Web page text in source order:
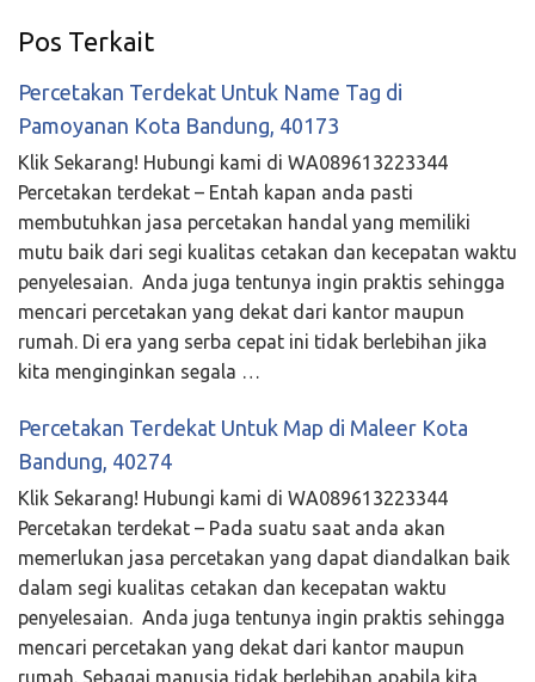
Pos Terkait
Percetakan Terdekat Untuk Name Tag di
Pamoyanan Kota Bandung, 40173
Klik Sekarang! Hubungi kami di WA089613223344
Percetakan terdekat – Entah kapan anda pasti
membutuhkan jasa percetakan handal yang memiliki
mutu baik dari segi kualitas cetakan dan kecepatan waktu
penyelesaian. Anda juga tentunya ingin praktis sehingga
mencari percetakan yang dekat dari kantor maupun
rumah. Di era yang serba cepat ini tidak berlebihan jika
kita menginginkan segala …
Percetakan Terdekat Untuk Map di Maleer Kota
Bandung, 40274
Klik Sekarang! Hubungi kami di WA089613223344
Percetakan terdekat – Pada suatu saat anda akan
memerlukan jasa percetakan yang dapat diandalkan baik
dalam segi kualitas cetakan dan kecepatan waktu
penyelesaian. Anda juga tentunya ingin praktis sehingga
mencari percetakan yang dekat dari kantor maupun